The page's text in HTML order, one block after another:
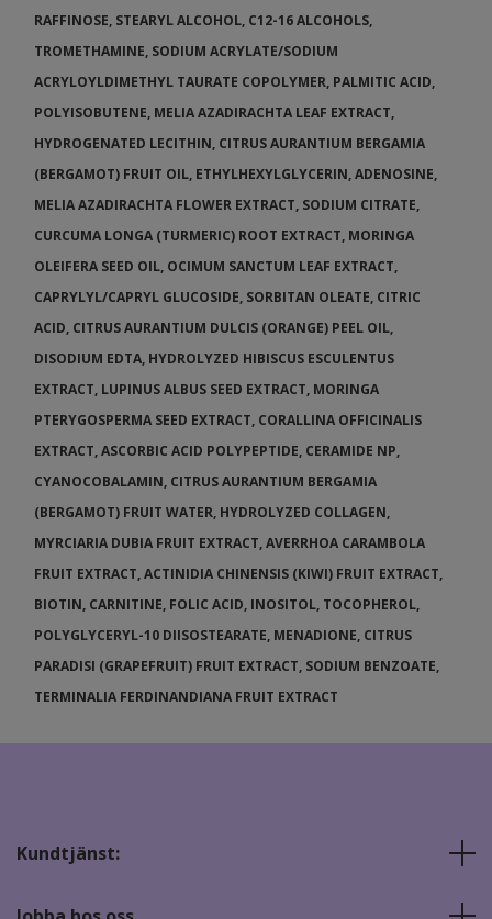
RAFFINOSE, STEARYL ALCOHOL, C12-16 ALCOHOLS,
TROMETHAMINE, SODIUM ACRYLATE/SODIUM
ACRYLOYLDIMETHYL TAURATE COPOLYMER, PALMITIC ACID,
POLYISOBUTENE, MELIA AZADIRACHTA LEAF EXTRACT,
HYDROGENATED LECITHIN, CITRUS AURANTIUM BERGAMIA
(BERGAMOT) FRUIT OIL, ETHYLHEXYLGLYCERIN, ADENOSINE,
MELIA AZADIRACHTA FLOWER EXTRACT, SODIUM CITRATE,
CURCUMA LONGA (TURMERIC) ROOT EXTRACT, MORINGA
OLEIFERA SEED OIL, OCIMUM SANCTUM LEAF EXTRACT,
CAPRYLYL/CAPRYL GLUCOSIDE, SORBITAN OLEATE, CITRIC
ACID, CITRUS AURANTIUM DULCIS (ORANGE) PEEL OIL,
DISODIUM EDTA, HYDROLYZED HIBISCUS ESCULENTUS
EXTRACT, LUPINUS ALBUS SEED EXTRACT, MORINGA
PTERYGOSPERMA SEED EXTRACT, CORALLINA OFFICINALIS
EXTRACT, ASCORBIC ACID POLYPEPTIDE, CERAMIDE NP,
CYANOCOBALAMIN, CITRUS AURANTIUM BERGAMIA
(BERGAMOT) FRUIT WATER, HYDROLYZED COLLAGEN,
MYRCIARIA DUBIA FRUIT EXTRACT, AVERRHOA CARAMBOLA
FRUIT EXTRACT, ACTINIDIA CHINENSIS (KIWI) FRUIT EXTRACT,
BIOTIN, CARNITINE, FOLIC ACID, INOSITOL, TOCOPHEROL,
POLYGLYCERYL-10 DIISOSTEARATE, MENADIONE, CITRUS
PARADISI (GRAPEFRUIT) FRUIT EXTRACT, SODIUM BENZOATE,
TERMINALIA FERDINANDIANA FRUIT EXTRACT
Kundtjänst: